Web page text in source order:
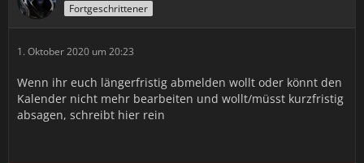
Fortgeschrittener
1. Oktober 2020 um 20:23
Wenn ihr euch längerfristig abmelden wollt oder könnt den
Kalender nicht mehr bearbeiten und wollt/müsst kurzfristig
absagen, schreibt hier rein